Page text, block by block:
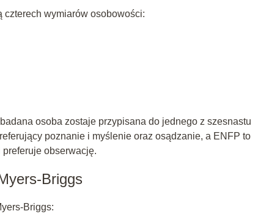
czterech wymiarów osobowości:
osoba zostaje przypisana do jednego z szesnastu
poznanie i myślenie oraz osądzanie, a ENFP to
obserwację.
Briggs
Briggs: